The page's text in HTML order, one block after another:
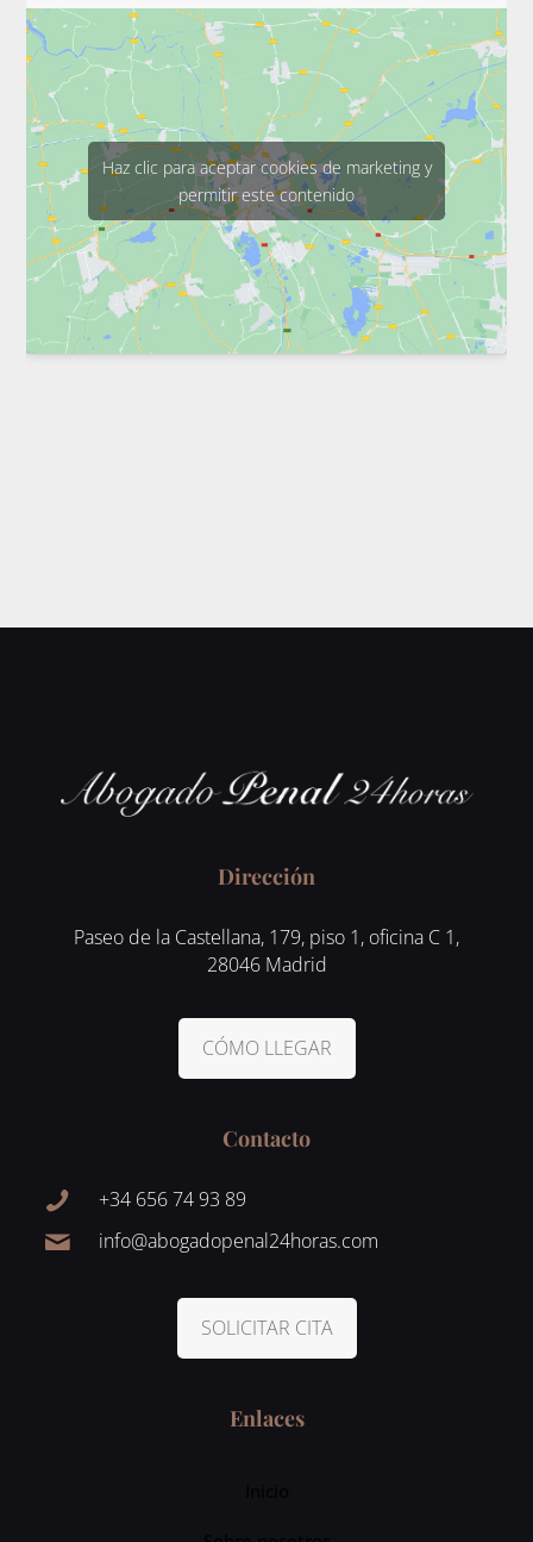
Haz clic para aceptar cookies de marketing y
permitir este contenido
Dirección
Paseo de la Castellana, 179, piso 1, oficina C 1,
28046 Madrid
CÓMO LLEGAR
Contacto
+34 656 74 93 89
info@abogadopenal24horas.com
SOLICITAR CITA
Enlaces